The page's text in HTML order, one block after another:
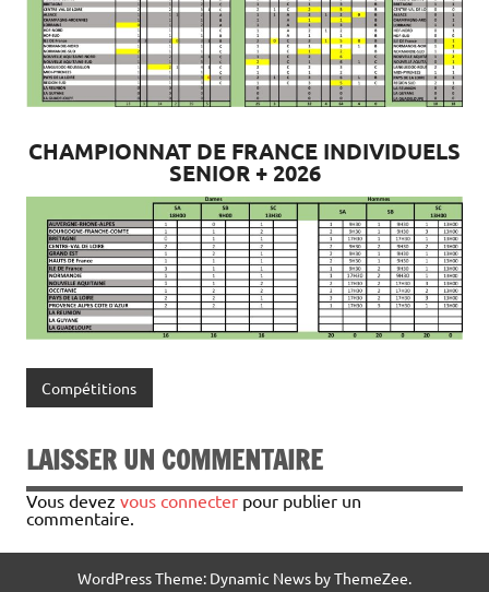
CHAMPIONNAT DE FRANCE INDIVIDUELS
SENIOR + 2026
Compétitions
LAISSER UN COMMENTAIRE
Vous devez vous connecter pour publier un
commentaire.
WordPress Theme: Dynamic News by ThemeZee.